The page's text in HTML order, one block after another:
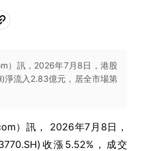
）訊，2026年7月8日，港股
淨流入2.83億元，居全市場第
）訊， 2026年7月8日，
收漲5.52%，成交